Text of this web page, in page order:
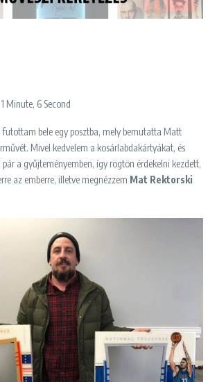
1 Minute, 6 Second
futottam bele egy posztba, mely bemutatta Matt
Mivel kedvelem a kosárlabdakártyákat, és
a gyűjteményemben, így rögtön érdekelni kezdett,
az emberre, illetve megnézzem Mat Rektorski